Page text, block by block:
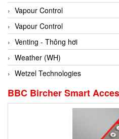
Cortem
Cosa Xentaur
Cosil
Coulton
Crouzet
Crowcon
Crutec Dust Zero Vietnam
Vapour Control
Vapour Control
Venting - Thông hơi
Weather (WH)
Wetzel Technologies
BBC Bircher Smart